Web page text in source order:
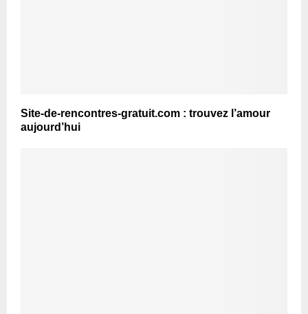
Site-de-rencontres-gratuit.com : trouvez l’amour
aujourd’hui